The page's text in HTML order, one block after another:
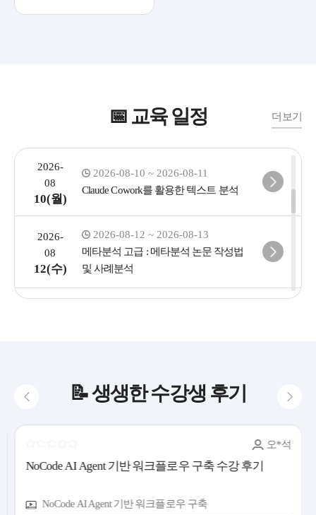
📅 교육 일정 더보기
생성형 AI로 배우는 정책 문서·연구 보
고서 실무 테크닉: 심화
2026-
08
10(월)
2026-08-10 ~ 2026-08-11
Claude Cowork를 활용한 텍스트 분석
2026-
08
12(수)
2026-08-12 ~ 2026-08-13
메타분석 고급 : 메타분석 논문 작성법
및 사례분석
Claude Code 실전 완성: 업무 자동화부터
08
Python을 활용한 데이터 리터러시
📝 생생한 수강생 후기
오*석
NoCode AI Agent 기반 워크플로우 구축 수강 후기
NoCode AI Agent 기반 워크플로우 구축